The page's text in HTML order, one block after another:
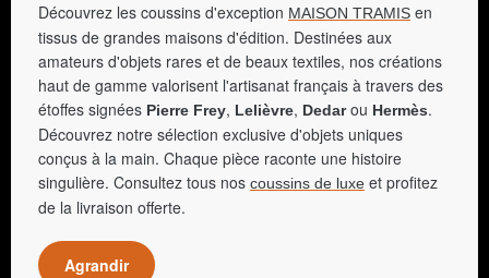
Découvrez les coussins d'exception MAISON TRAMIS en
tissus de grandes maisons d'édition. Destinées aux
amateurs d'objets rares et de beaux textiles, nos créations
haut de gamme valorisent l'artisanat français à travers des
étoffes signées Pierre Frey, Lelièvre, Dedarou Hermès.
Découvrez notre sélection exclusive d'objets uniques
conçus à la main. Chaque pièce raconte une histoire
singulière. Consultez tous nos coussins de luxe et profitez
de la livraison offerte.
Agrandir